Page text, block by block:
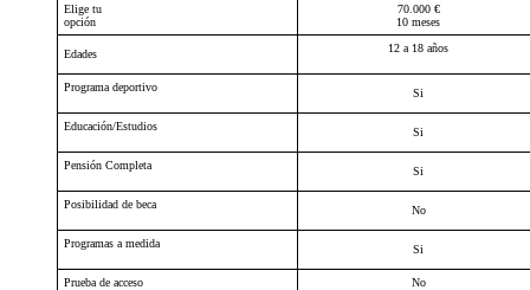
Elige tu
opción
70.000 €
10 meses
Edades 12 a 18 años
Programa deportivo Si
Educación/Estudios Si
Pensión Completa Si
Posibilidad de beca No
Programas a medida Si
Prueba de acceso No